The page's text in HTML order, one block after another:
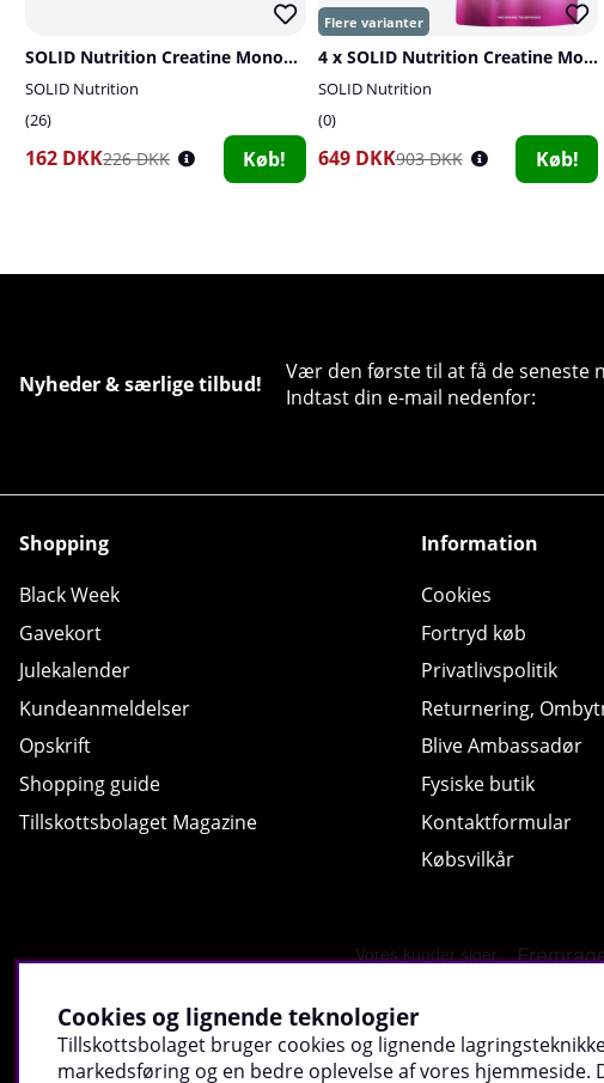
SOLID Nutrition Creatine Monohydrate, 400 g
SOLID Nutrition
26
162 DKK226 DKK Køb!
4 x SOLID Nutrition Creatine Monohydrate, 400 g
SOLID Nutrition
0
649 DKK903 DKK Køb!
Nyheder & særlige tilbud!
Vær den første til at få de seneste
Indtast din e-mail nedenfor:
Shopping
Black Week
Gavekort
Julekalender
Kundeanmeldelser
Opskrift
Shopping guide
Tillskottsbolaget Magazine
Information
Cookies
Fortryd køb
Privatlivspolitik
Returnering,
Blive Ambassadør
Fysiske butik
Kontaktformular
Købsvilkår
Cookies og lignende teknologier
Tillskottsbolaget bruger cookies og lignende
markedsføring og en bedre oplevelse af vores